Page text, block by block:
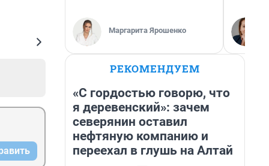
Маргарита Ярошенко
РЕКОМЕНДУЕМ
«С гордостью говорю, что
я деревенский»: зачем
северянин оставил
нефтяную компанию и
переехал в глушь на Алтай